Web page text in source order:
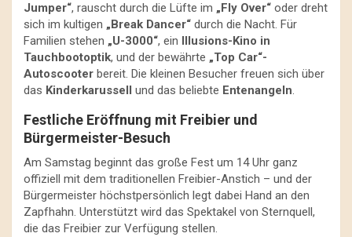
Jumper“, rauscht durch die Lüfte im „Fly Over“ oder dreht
sich im kultigen „Break Dancer“ durch die Nacht. Für
Familien stehen „U-3000“, ein Illusions-Kino in
Tauchbootoptik, und der bewährte „Top Car“-
Autoscooter bereit. Die kleinen Besucher freuen sich über
das Kinderkarussell und das beliebte Entenangeln.
Festliche Eröffnung mit Freibier und
Bürgermeister-Besuch
Am Samstag beginnt das große Fest um 14 Uhr ganz
offiziell mit dem traditionellen Freibier-Anstich – und der
Bürgermeister höchstpersönlich legt dabei Hand an den
Zapfhahn. Unterstützt wird das Spektakel von Sternquell,
die das Freibier zur Verfügung stellen.